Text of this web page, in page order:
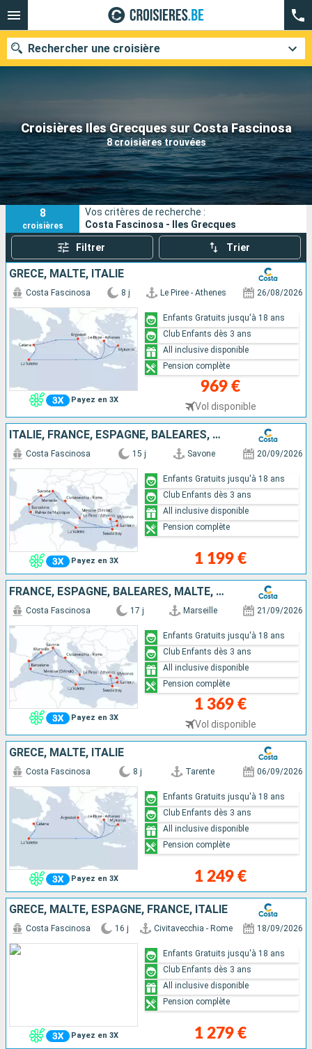
Croisières Iles Grecques sur Costa Fascinosa
8 croisières trouvées
Rechercher une croisière
Nos destinations
Mois de départ
Ports Compagnies
Rechercher
8
croisières
Vos critères de recherche :
Costa Fascinosa - Iles Grecques
Filtrer Trier
GRÈCE, MALTE, ITALIE
Payez en 3X
Costa Fascinosa 8 j Le Piree - Athenes 26/08/2026
969 €
Vol disponible
Enfants Gratuits jusqu'à 18 ans
Club Enfants dès 3 ans
All inclusive disponible
Pension complète
ITALIE, FRANCE, ESPAGNE, BALÉARES, MALTE, GRÈCE
Payez en 3X
Costa Fascinosa 15 j Savone 20/09/2026
1 199 €
Enfants Gratuits jusqu'à 18 ans
Club Enfants dès 3 ans
All inclusive disponible
Pension complète
FRANCE, ESPAGNE, BALÉARES, MALTE, GRÈCE, ITALIE
Payez en 3X
Costa Fascinosa 17 j Marseille 21/09/2026
1 369 €
Vol disponible
Enfants Gratuits jusqu'à 18 ans
Club Enfants dès 3 ans
All inclusive disponible
Pension complète
GRÈCE, MALTE, ITALIE
Payez en 3X
Costa Fascinosa 8 j Tarente 06/09/2026
1 249 €
Enfants Gratuits jusqu'à 18 ans
Club Enfants dès 3 ans
All inclusive disponible
Pension complète
GRÈCE, MALTE, ESPAGNE, FRANCE, ITALIE
Payez en 3X
Costa Fascinosa 16 j Civitavecchia - Rome 18/09/2026
1 279 €
Enfants Gratuits jusqu'à 18 ans
Club Enfants dès 3 ans
All inclusive disponible
Pension complète